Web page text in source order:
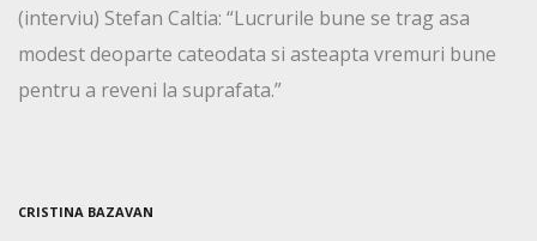
(interviu) Stefan Caltia: “Lucrurile bune se trag asa
modest deoparte cateodata si asteapta vremuri bune
pentru a reveni la suprafata.”
CRISTINA BAZAVAN